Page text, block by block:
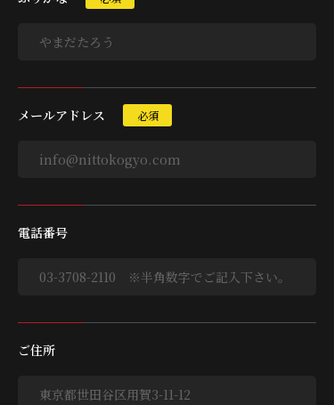
メールアドレス 必須
電話番号
ご住所
東京本社
東京都世田谷区用賀3-11-12